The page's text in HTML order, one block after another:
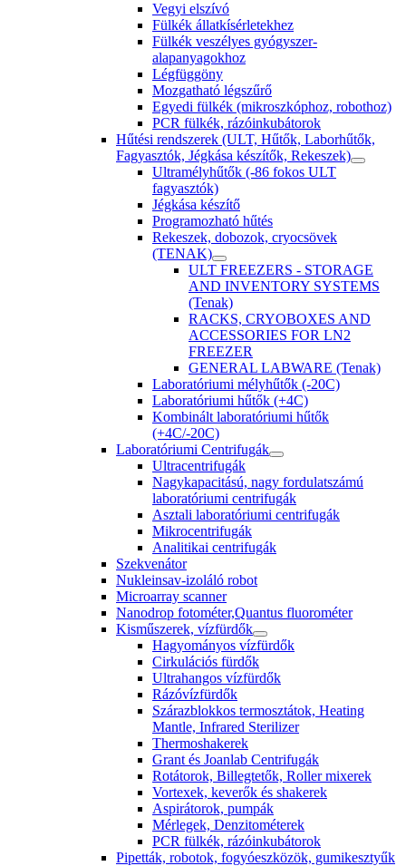
Vegyi elszívó
Fülkék állatkísérletekhez
Fülkék veszélyes gyógyszer-
alapanyagokhoz
Légfüggöny
Mozgatható légszűrő
Egyedi fülkék (mikroszkóphoz, robothoz)
PCR fülkék, rázóinkubátorok
Hűtési rendszerek (ULT, Hűtők, Laborhűtők,
Fagyasztók, Jégkása készítők, Rekeszek)
Ultramélyhűtők (-86 fokos ULT
fagyasztók)
Jégkása készítő
Programozható hűtés
Rekeszek, dobozok, cryocsövek
(TENAK)
ULT FREEZERS - STORAGE
AND INVENTORY SYSTEMS
(Tenak)
RACKS, CRYOBOXES AND
ACCESSORIES FOR LN2
FREEZER
GENERAL LABWARE (Tenak)
Laboratóriumi mélyhűtők (-20C)
Laboratóriumi hűtők (+4C)
Kombinált laboratóriumi hűtők
(+4C/-20C)
Laboratóriumi Centrifugák
Ultracentrifugák
Nagykapacitású, nagy fordulatszámú
laboratóriumi centrifugák
Asztali laboratóriumi centrifugák
Mikrocentrifugák
Analitikai centrifugák
Szekvenátor
Nukleinsav-izoláló robot
Microarray scanner
Nanodrop fotométer,Quantus fluorométer
Kisműszerek, vízfürdők
Hagyományos vízfürdők
Cirkulációs fürdők
Ultrahangos vízfürdők
Rázóvízfürdők
Szárazblokkos termosztátok, Heating
Mantle, Infrared Sterilizer
Thermoshakerek
Grant és Joanlab Centrifugák
Rotátorok, Billegtetők, Roller mixerek
Vortexek, keverők és shakerek
Aspirátorok, pumpák
Mérlegek, Denzitométerek
PCR fülkék, rázóinkubátorok
Pipetták, robotok, fogyóeszközök, gumikesztyűk